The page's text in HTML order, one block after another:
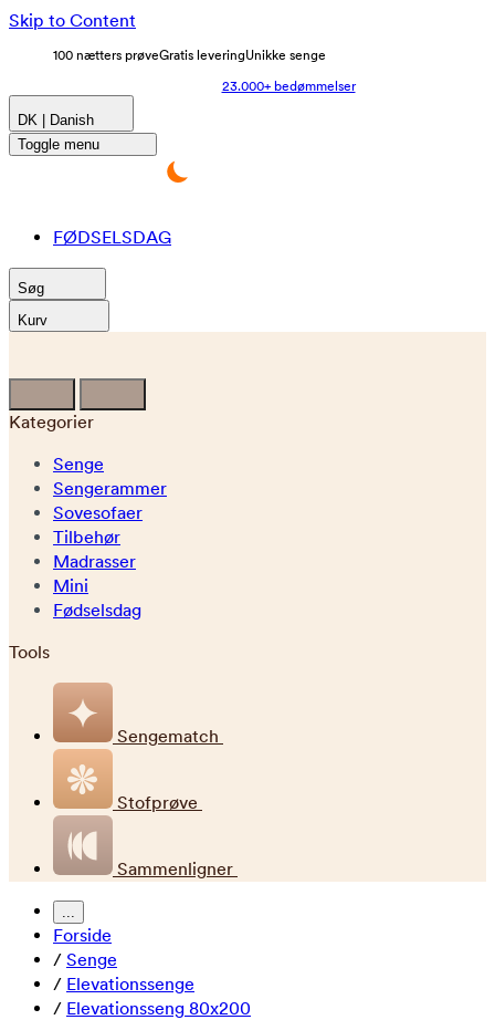
Skip to Content
100 nætters prøveGratis leveringUnikke senge
23.000+ bedømmelser
DK | Danish
Toggle menu
FØDSELSDAG
Søg
Kurv
Kategorier
Senge
Sengerammer
Sovesofaer
Tilbehør
Madrasser
Mini
Fødselsdag
Tools
Sengematch
Stofprøve
Sammenligner
...
Forside
/ Senge
/ Elevationssenge
/ Elevationsseng 80x200